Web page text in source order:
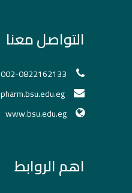
التواصل معنا
002-0822162133
www.bsu.edu.eg
اهم الروابط